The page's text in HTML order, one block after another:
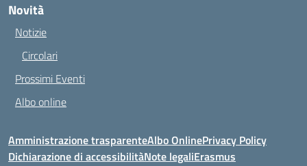
Novità
Notizie
Circolari
Prossimi Eventi
Albo online
Amministrazione trasparenteAlbo OnlinePrivacy Policy
Dichiarazione di accessibilitàNote legaliErasmus